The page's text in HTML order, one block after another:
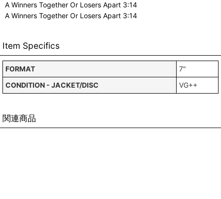
A Winners Together Or Losers Apart 3:14
A Winners Together Or Losers Apart 3:14
Item Specifics
FORMAT
7"
CONDITION - JACKET/DISC
VG++
関連商品